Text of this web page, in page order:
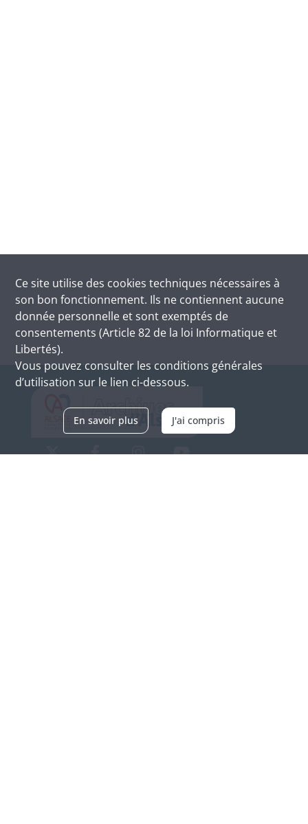
Ce site utilise des cookies techniques nécessaires à
son bon fonctionnement. Ils ne contiennent aucune
donnée personnelle et sont exemptés de
consentements (Article 82 de la loi Informatique et
Libertés).
Vous pouvez consulter les conditions générales
d’utilisation sur le lien ci-dessous.
En savoir plus J'ai compris